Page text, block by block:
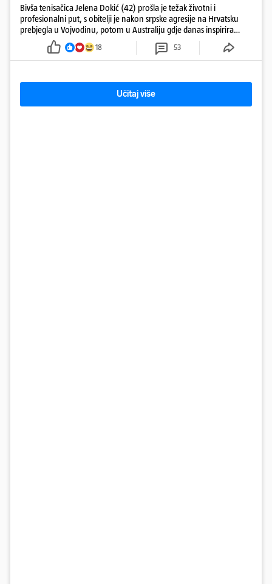
Bivša tenisačica Jelena Dokić (42) prošla je težak životni i
profesionalni put, s obitelji je nakon srpske agresije na Hrvatsku
prebjegla u Vojvodinu, potom u Australiju gdje danas inspirira
18 53
Učitaj više